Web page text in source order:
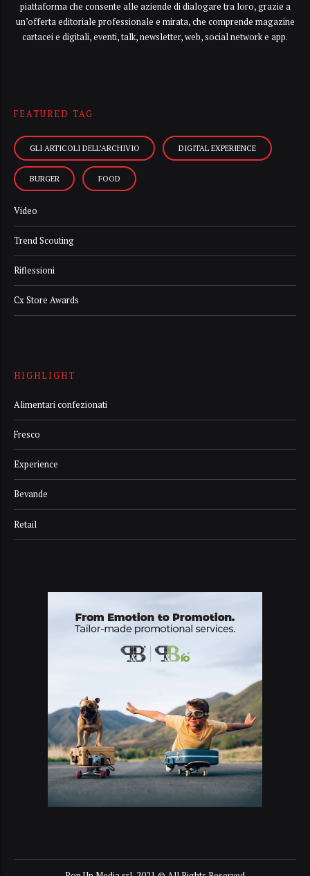
piattaforma che consente alle aziende di dialogare tra loro, grazie a
un’offerta editoriale professionale e mirata, che comprende magazine
cartacei e digitali, eventi, talk, newsletter, web, social network e app.
FEATURED TAG
GLI ARTICOLI DELL’ARCHIVIO DIGITAL EXPERIENCE
BURGER FOOD
Video
Trend Scouting
Riflessioni
Cx Store Awards
HIGHLIGHT
Alimentari confezionati
Fresco
Experience
Bevande
Retail